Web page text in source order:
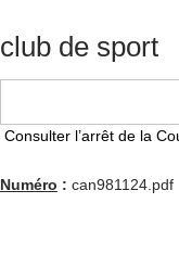
club de sport
Consulter l’arrêt de la
Numéro : can981124.pdf